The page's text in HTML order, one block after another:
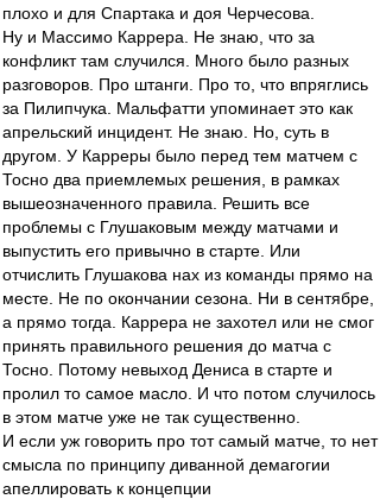
плохо и для Спартака и доя Черчесова.
Ну и Массимо Каррера. Не знаю, что за
конфликт там случился. Много было разных
разговоров. Про штанги. Про то, что впряглись
за Пилипчука. Мальфатти упоминает это как
апрельский инцидент. Не знаю. Но, суть в
другом. У Карреры было перед тем матчем с
Тосно два приемлемых решения, в рамках
вышеозначенного правила. Решить все
проблемы с Глушаковым между матчами и
выпустить его привычно в старте. Или
отчислить Глушакова нах из команды прямо на
месте. Не по окончании сезона. Ни в сентябре,
а прямо тогда. Каррера не захотел или не смог
принять правильного решения до матча с
Тосно. Потому невыход Дениса в старте и
пролил то самое масло. И что потом случилось
в этом матче уже не так существенно.
И если уж говорить про тот самый матче, то нет
смысла по принципу диванной демагогии
апеллировать к концепции